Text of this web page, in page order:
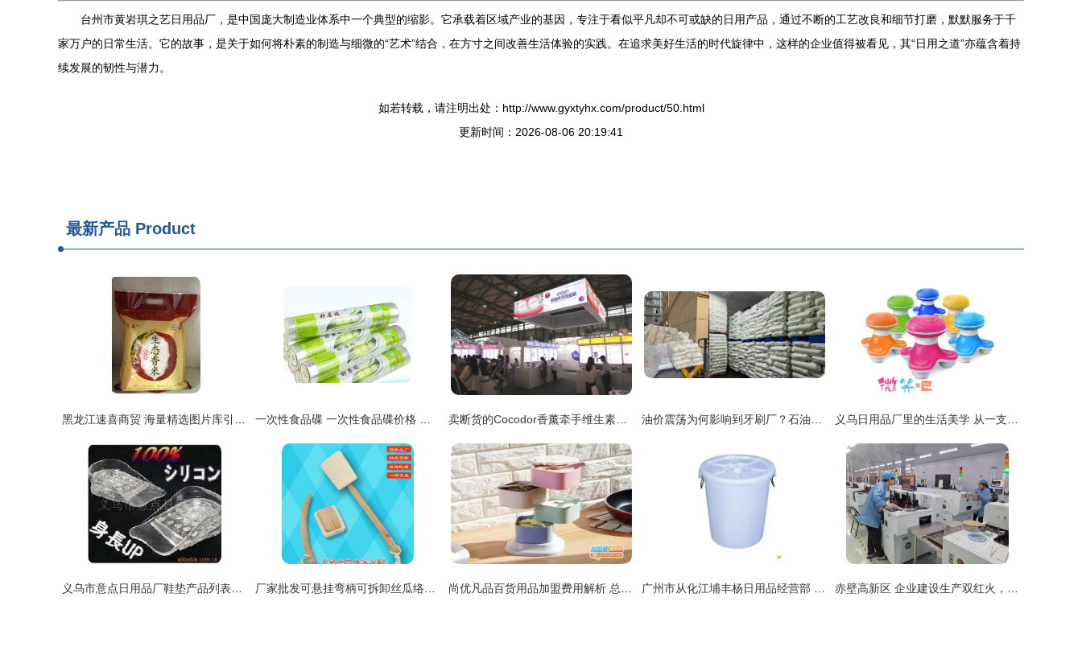
台州市黄岩琪之艺日用品厂，是中国庞大制造业体系中一个典型的缩影。它承载着区域产业的基因，专注于看似平凡却不可或缺的日用产品，通过不断的工艺改良和细节打磨，默默服务于千
家万户的日常生活。它的故事，是关于如何将朴素的制造与细微的“艺术”结合，在方寸之间改善生活体验的实践。在追求美好生活的时代旋律中，这样的企业值得被看见，其“日用之道”亦蕴含着持
续发展的韧性与潜力。
如若转载，请注明出处：http://www.gyxtyhx.com/product/50.html
更新时间：2026-08-06 20:19:41
最新产品 Product